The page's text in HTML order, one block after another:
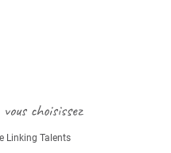
choisissez
Linking Talents